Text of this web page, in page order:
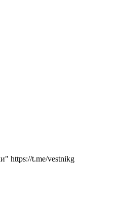
https://t.me/vestnikg